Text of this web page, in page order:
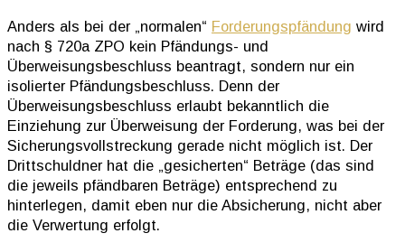
Anders als bei der „normalen“ Forderungspfändung wird
nach § 720a ZPO kein Pfändungs- und
Überweisungsbeschluss beantragt, sondern nur ein
isolierter Pfändungsbeschluss. Denn der
Überweisungsbeschluss erlaubt bekanntlich die
Einziehung zur Überweisung der Forderung, was bei der
Sicherungsvollstreckung gerade nicht möglich ist. Der
Drittschuldner hat die „gesicherten“ Beträge (das sind
die jeweils pfändbaren Beträge) entsprechend zu
hinterlegen, damit eben nur die Absicherung, nicht aber
die Verwertung erfolgt.